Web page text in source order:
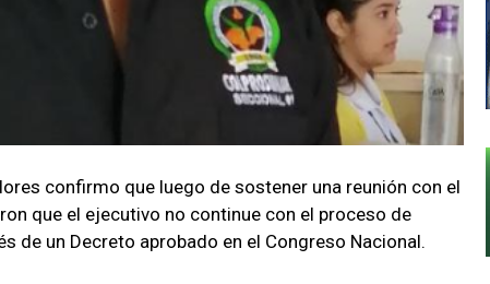
confirmo que luego de sostener una reunión con el
que el ejecutivo no continue con el proceso de
de un Decreto aprobado en el Congreso Nacional.